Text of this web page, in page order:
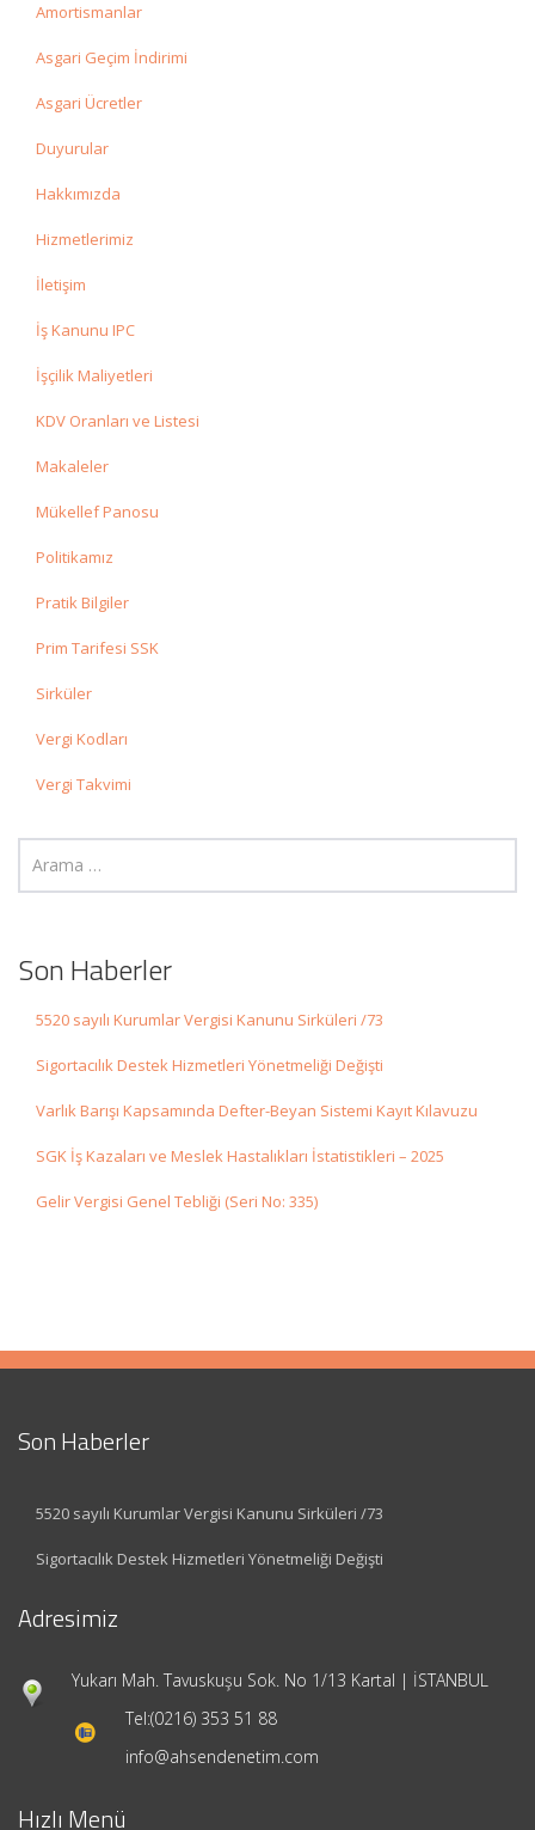
Amortismanlar
Asgari Geçim İndirimi
Asgari Ücretler
Duyurular
Hakkımızda
Hizmetlerimiz
İletişim
İş Kanunu IPC
İşçilik Maliyetleri
KDV Oranları ve Listesi
Makaleler
Mükellef Panosu
Politikamız
Pratik Bilgiler
Prim Tarifesi SSK
Sirküler
Vergi Kodları
Vergi Takvimi
Son Haberler
5520 sayılı Kurumlar Vergisi Kanunu Sirküleri /73
Sigortacılık Destek Hizmetleri Yönetmeliği Değişti
Varlık Barışı Kapsamında Defter-Beyan Sistemi Kayıt Kılavuzu
SGK İş Kazaları ve Meslek Hastalıkları İstatistikleri – 2025
Gelir Vergisi Genel Tebliği (Seri No: 335)
Son Haberler
5520 sayılı Kurumlar Vergisi Kanunu Sirküleri /73
Sigortacılık Destek Hizmetleri Yönetmeliği Değişti
Adresimiz
Yukarı Mah. Tavuskuşu Sok. No 1/13 Kartal | İSTANBUL
Tel:(0216) 353 51 88
info@ahsendenetim.com
Hızlı Menü